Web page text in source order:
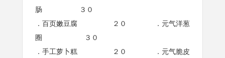
肠 ３０
．百页嫩豆腐 ２０ ．元气洋葱
圈 ３０
．手工萝卜糕 ２０ ．元气脆皮